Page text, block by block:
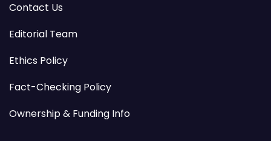
Contact Us
Editorial Team
Ethics Policy
Fact-Checking Policy
Ownership & Funding Info